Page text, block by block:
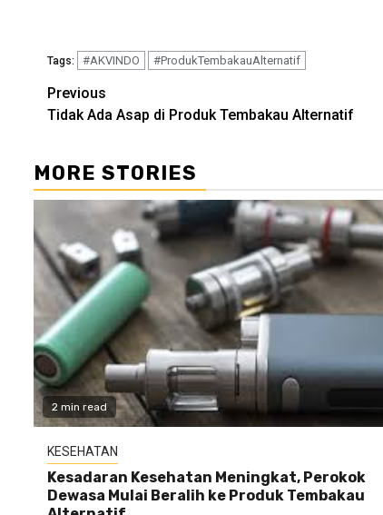
Tags: #AKVINDO #ProdukTembakauAlternatif
Continue
Reading
Previous
Tidak Ada Asap di Produk Tembakau Alternatif
MORE STORIES
2 min read
KESEHATAN
Kesadaran Kesehatan Meningkat, Perokok
Dewasa Mulai Beralih ke Produk Tembakau